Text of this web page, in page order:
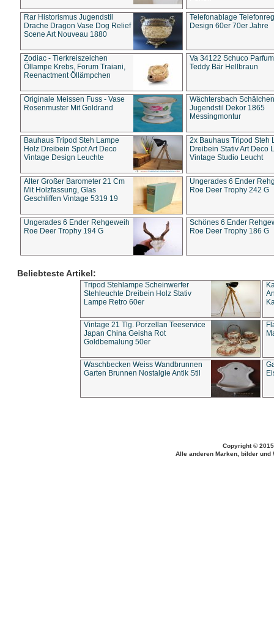
Rar Historismus Jugendstil
Drache Dragon Vase Dog Relief
Scene Art Nouveau 1880
Telefonablage
Design 60er 70er Jahre
Zodiac - Tierkreiszeichen
Öllampe Krebs, Forum Traiani,
Reenactment Öllämpchen
Va 34122 Schuco
Teddy Bär Hellbraun
Originale Meissen Fuss - Vase
Rosenmuster Mit Goldrand
Wächtersbach Schälchen
Jugendstil Dekor 1865
Messingmontur
Bauhaus Tripod Steh Lampe
Holz Dreibein Spot Art Deco
Vintage Design Leuchte
2x Bauhaus Tripod Steh
Dreibein Stativ Art Deco
Vintage Studio Leucht
Alter Großer Barometer 21 Cm
Mit Holzfassung, Glas
Geschliffen Vintage 5319 19
Ungerades 6 Ender
Roe Deer Trophy 242 G
Ungerades 6 Ender Rehgeweih
Roe Deer Trophy 194 G
Schönes 6 Ender
Roe Deer Trophy 186 G
Beliebteste Artikel:
Tripod Stehlampe Scheinwerfer
Stehleuchte Dreibein Holz Stativ
Lampe Retro 60er
Vintage 21 Tlg. Porzellan Teeservice
Japan China Geisha Rot
Goldbemalung 50er
Waschbecken Weiss Wandbrunnen
Garten Brunnen Nostalgie Antik Stil
Copyright ©
Alle anderen Marken, bilder und